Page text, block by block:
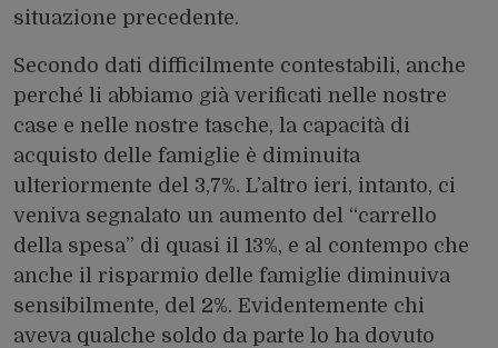
situazione precedente.
Secondo dati difficilmente contestabili, anche
perché li abbiamo già verificati nelle nostre
case e nelle nostre tasche, la capacità di
acquisto delle famiglie è diminuita
ulteriormente del 3,7%. L’altro ieri, intanto, ci
veniva segnalato un aumento del “carrello
della spesa” di quasi il 13%, e al contempo che
anche il risparmio delle famiglie diminuiva
sensibilmente, del 2%. Evidentemente chi
aveva qualche soldo da parte lo ha dovuto